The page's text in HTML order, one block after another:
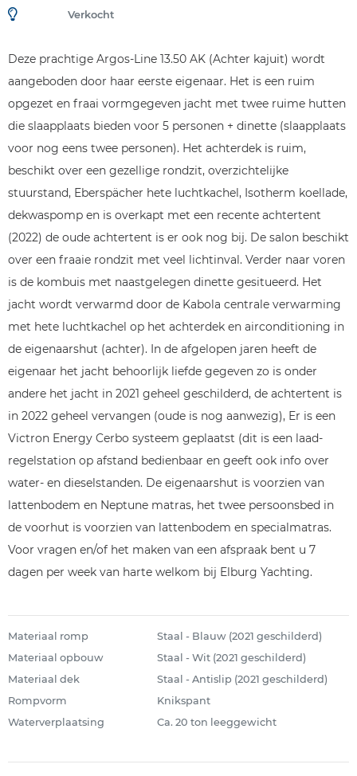
Verkocht
Deze prachtige Argos-Line 13.50 AK (Achter kajuit) wordt
aangeboden door haar eerste eigenaar. Het is een ruim
opgezet en fraai vormgegeven jacht met twee ruime hutten
die slaapplaats bieden voor 5 personen + dinette (slaapplaats
voor nog eens twee personen). Het achterdek is ruim,
beschikt over een gezellige rondzit, overzichtelijke
stuurstand, Eberspächer hete luchtkachel, Isotherm koellade,
dekwaspomp en is overkapt met een recente achtertent
(2022) de oude achtertent is er ook nog bij. De salon beschikt
over een fraaie rondzit met veel lichtinval. Verder naar voren
is de kombuis met naastgelegen dinette gesitueerd. Het
jacht wordt verwarmd door de Kabola centrale verwarming
met hete luchtkachel op het achterdek en airconditioning in
de eigenaarshut (achter). In de afgelopen jaren heeft de
eigenaar het jacht behoorlijk liefde gegeven zo is onder
andere het jacht in 2021 geheel geschilderd, de achtertent is
in 2022 geheel vervangen (oude is nog aanwezig), Er is een
Victron Energy Cerbo systeem geplaatst (dit is een laad-
regelstation op afstand bedienbaar en geeft ook info over
water- en dieselstanden. De eigenaarshut is voorzien van
lattenbodem en Neptune matras, het twee persoonsbed in
de voorhut is voorzien van lattenbodem en specialmatras.
Voor vragen en/of het maken van een afspraak bent u 7
dagen per week van harte welkom bij Elburg Yachting.
Materiaal romp
Staal - Blauw (2021 geschilderd)
Materiaal opbouw
Staal - Wit (2021 geschilderd)
Materiaal dek
Staal - Antislip (2021 geschilderd)
Rompvorm
Knikspant
Waterverplaatsing
Ca. 20 ton leeggewicht